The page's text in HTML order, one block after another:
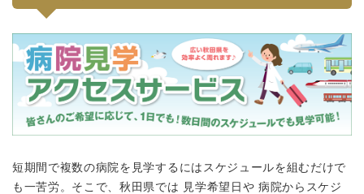
短期間で複数の病院を見学するにはスケジュールを組むだけで
も一苦労。そこで、秋田県では 見学希望日 や 病院からスケジ